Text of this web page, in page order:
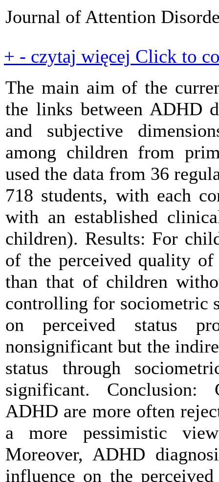
Journal of Attention
+ - czytaj więcej Click to
The main aim of the
the links between ADHD
and subjective
among children from
used the data from 36
718 students, with each
with an established
children). Results: For
of the perceived quality
than that of children
controlling for sociometric
on perceived status
nonsignificant but the
status through
significant. Conclusion:
ADHD are more often
a more pessimistic
Moreover, ADHD
influence on the